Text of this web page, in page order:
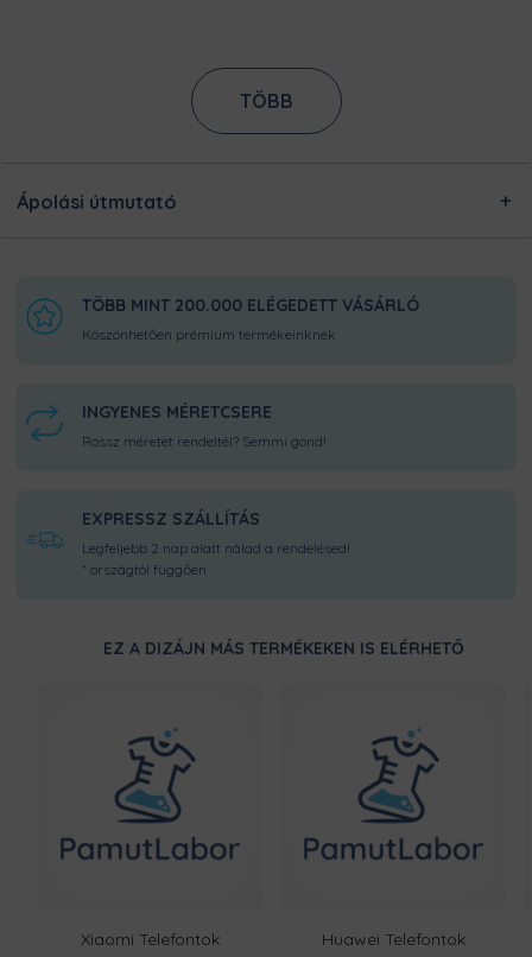
élénk színű, szellőzik és évekig garantáltan kopásmentes
Nem nyúlik és nem zsugorodik
Ezt a terméket a kínálatunkban megtalálható designokból
azon dolgoznak, hogy minél gyorsabban elkészüljenek a
rendeléseddel, és még frissen és ropogósan, kerüljön
TÖBB
Ápolási útmutató
TÖBB MINT 200.000 ELÉGEDETT VÁSÁRLÓ
Köszönhetően prémium termékeinknek
INGYENES MÉRETCSERE
Rossz méretet rendeltél? Semmi gond!
EXPRESSZ SZÁLLÍTÁS
Legfeljebb 2 nap alatt nálad a rendelésed!
* országtól függően
EZ A DIZÁJN MÁS TERMÉKEKEN IS ELÉRHETŐ
Xiaomi Telefontok Huawei Telefontok